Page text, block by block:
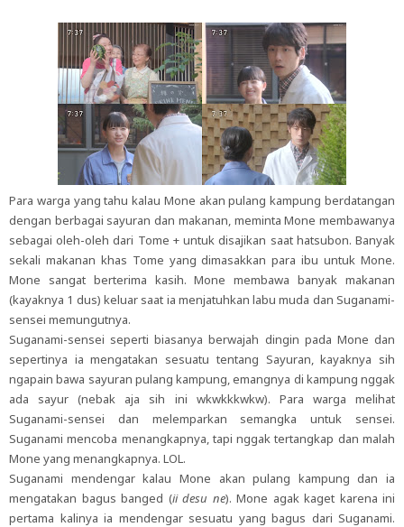
Para warga yang tahu kalau Mone akan pulang kampung berdatangan
dengan berbagai sayuran dan makanan, meminta Mone membawanya
sebagai oleh-oleh dari Tome + untuk disajikan saat hatsubon. Banyak
sekali makanan khas Tome yang dimasakkan para ibu untuk Mone.
Mone sangat berterima kasih. Mone membawa banyak makanan
(kayaknya 1 dus) keluar saat ia menjatuhkan labu muda dan Suganami-
sensei memungutnya.
Suganami-sensei seperti biasanya berwajah dingin pada Mone dan
sepertinya ia mengatakan sesuatu tentang Sayuran, kayaknya sih
ngapain bawa sayuran pulang kampung, emangnya di kampung nggak
ada sayur (nebak aja sih ini wkwkkkwkw). Para warga melihat
Suganami-sensei dan melemparkan semangka untuk sensei.
Suganami mencoba menangkapnya, tapi nggak tertangkap dan malah
Mone yang menangkapnya. LOL.
Suganami mendengar kalau Mone akan pulang kampung dan ia
mengatakan bagus banged (ii desu ne). Mone agak kaget karena ini
pertama kalinya ia mendengar sesuatu yang bagus dari Suganami.